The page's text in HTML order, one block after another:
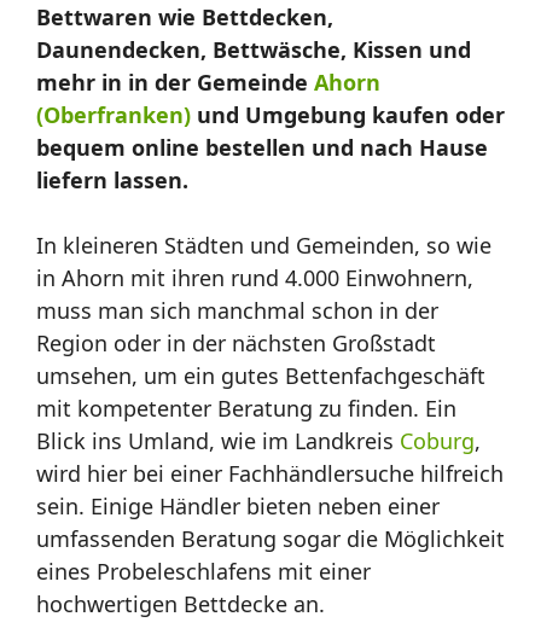
Bettwaren wie Bettdecken,
Daunendecken, Bettwäsche, Kissen und
mehr in in der Gemeinde Ahorn
(Oberfranken) und Umgebung kaufen oder
bequem online bestellen und nach Hause
liefern lassen.
In kleineren Städten und Gemeinden, so wie
in Ahorn mit ihren rund 4.000 Einwohnern,
muss man sich manchmal schon in der
Region oder in der nächsten Großstadt
umsehen, um ein gutes Bettenfachgeschäft
mit kompetenter Beratung zu finden. Ein
Blick ins Umland, wie im Landkreis Coburg,
wird hier bei einer Fachhändlersuche hilfreich
sein. Einige Händler bieten neben einer
umfassenden Beratung sogar die Möglichkeit
eines Probeleschlafens mit einer
hochwertigen Bettdecke an.